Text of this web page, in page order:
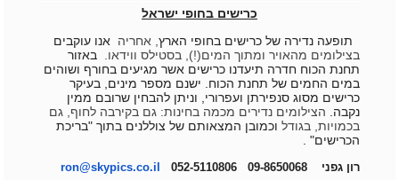
כרישים בחופי ישראל
תופעה נדירה של כרישים בחופי הארץ ​, אחריה
אנו עוקבים
בצילומים מהאויר ומתוך המים(!), בסטילס ווידאו.
באזור
תחנת הכוח חדרה תיעדנו כרישים אשר מגיעים בחורף ושוהים
במים החמים של תחנת הכוח. ישנם מספר מינים, בעיקר
כרישים מסוג סנפירתן ועפרורי, וניתן להבחין שרובם ממין
נקבה. ​הצילומים נדירים מכמה בחינות: גם בקירבה לחוף, גם
בכמויות, בגודל וכמובן המצאותם של צוללנים בתוך "בריכת
הכרישים" .
רון גפני 09-8650068 052-5110806 ron@skypics.co.il